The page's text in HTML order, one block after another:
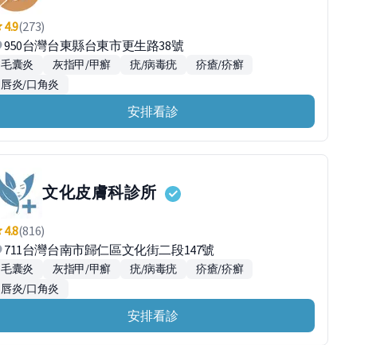
4.9(273)
950台灣台東縣台東市更生路38號
毛囊炎 灰指甲/甲癬 疣/病毒疣
疥瘡/疥癬
唇炎/口角炎
安排看診
文化皮膚科診所
4.8(816)
711台灣台南市歸仁區文化街二段147號
毛囊炎 灰指甲/甲癬 疣/病毒疣
疥瘡/疥癬
唇炎/口角炎
安排看診